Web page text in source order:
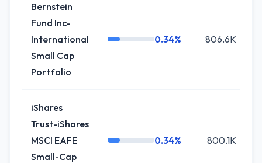
Bernstein
Fund Inc-
International
Small Cap
Portfolio
0.34% 806.6K
iShares
Trust-iShares
MSCI EAFE
Small-Cap
0.34% 800.1K